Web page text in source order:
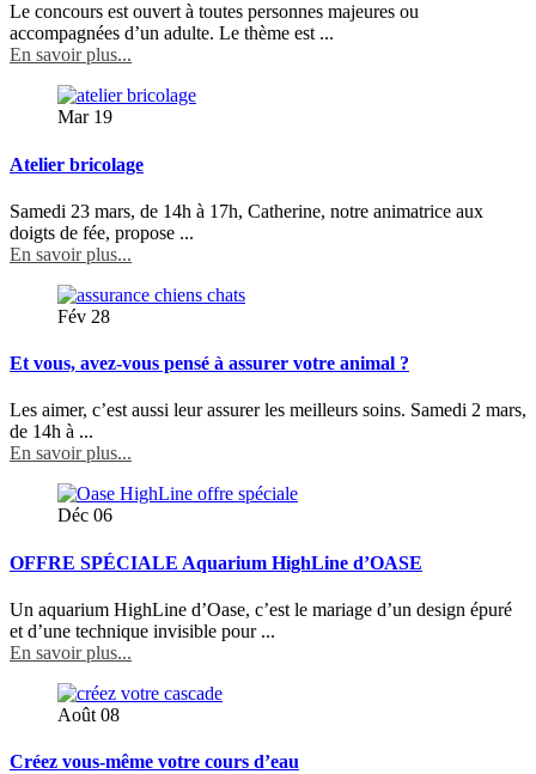
Le concours est ouvert à toutes personnes majeures ou
accompagnées d’un adulte. Le thème est ...
En savoir plus...
Mar 19
Atelier bricolage
Samedi 23 mars, de 14h à 17h, Catherine, notre animatrice aux
doigts de fée, propose ...
En savoir plus...
Fév 28
Et vous, avez-vous pensé à assurer votre animal ?
Les aimer, c’est aussi leur assurer les meilleurs soins. Samedi 2 mars,
de 14h à ...
En savoir plus...
Déc 06
OFFRE SPÉCIALE Aquarium HighLine d’OASE
Un aquarium HighLine d’Oase, c’est le mariage d’un design épuré
et d’une technique invisible pour ...
En savoir plus...
Août 08
Créez vous-même votre cours d’eau